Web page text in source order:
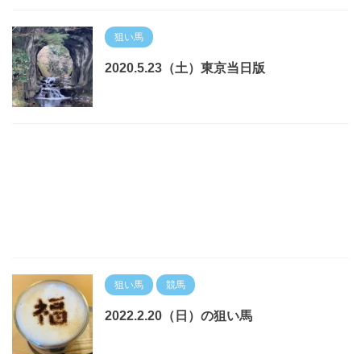
狙い馬
2020.5.23（土）東京当日版
狙い馬 競馬
2022.2.20（日）の狙い馬